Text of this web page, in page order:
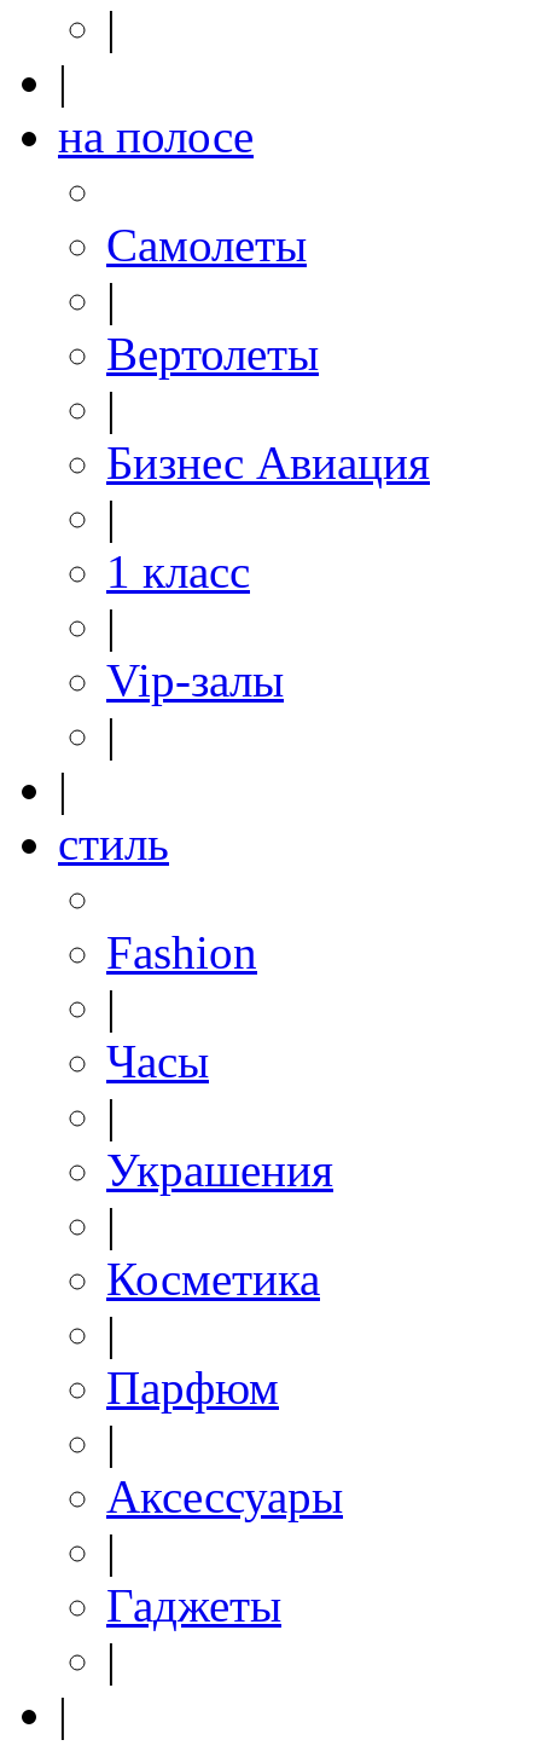
|
|
на полосе
Самолеты
|
Вертолеты
|
Бизнес Авиация
|
1 класс
|
Vip-залы
|
|
стиль
Fashion
|
Часы
|
Украшения
|
Косметика
|
Парфюм
|
Аксессуары
|
Гаджеты
|
|